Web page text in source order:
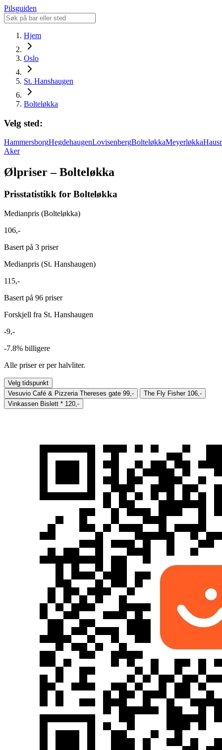
Pilsguiden
Hjem
Oslo
St. Hanshaugen
Bolteløkka
Velg sted:
HammersborgHegdehaugenLovisenbergBolteløkkaMeyerløkka
Aker
Ølpriser – Bolteløkka
Prisstatistikk for Bolteløkka
Medianpris (Bolteløkka)
106,-
Basert på 3 priser
Medianpris (St. Hanshaugen)
115,-
Basert på 96 priser
Forskjell fra St. Hanshaugen
-9,-
-7.8% billigere
Alle priser er per halvliter.
Velg tidspunkt
Vesuvio Café & Pizzeria Thereses gate 99,- The Fly Fisher 106,-
Vinkassen Bislett * 120,-